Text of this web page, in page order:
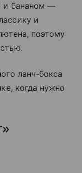
и бананом —
и
поэтому
ланч-бокса
когда нужно